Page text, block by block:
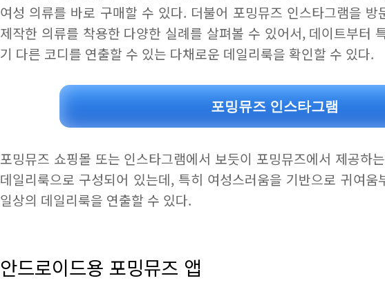
여성 의류를 바로 구매할 수 있다. 더불어 포밍뮤즈 인스타그램을
제작한 의류를 착용한 다양한 실례를 살펴볼 수 있어서, 데이트부터
기 다른 코디를 연출할 수 있는 다채로운 데일리룩을 확인할 수 있다.
포밍뮤즈 인스타그램
포밍뮤즈 쇼핑몰 또는 인스타그램에서 보듯이 포밍뮤즈에서 제공하
데일리룩으로 구성되어 있는데, 특히 여성스러움을 기반으로 귀여
일상의 데일리룩을 연출할 수 있다.
안드로이드용 포밍뮤즈 앱